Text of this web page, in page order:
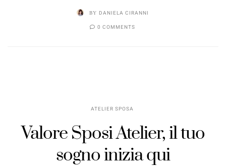
BY DANIELA CIRANNI
0 COMMENTS
ATELIER SPOSA
Valore Sposi Atelier, il tuo
sogno inizia qui